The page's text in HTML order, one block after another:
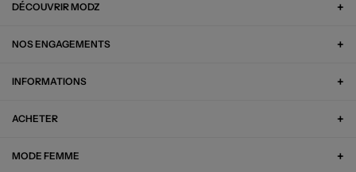
DÉCOUVRIR MODZ
NOS ENGAGEMENTS
INFORMATIONS
ACHETER
MODE FEMME